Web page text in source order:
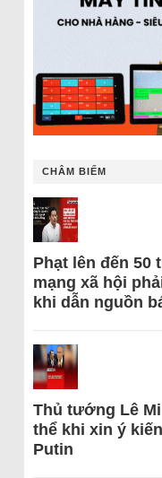
CHÂM BIẾM
Phạt lên đến 50
mạng xã hội
khi dẫn nguồn
Thủ tướng Lê
thể khi xin ý
Putin